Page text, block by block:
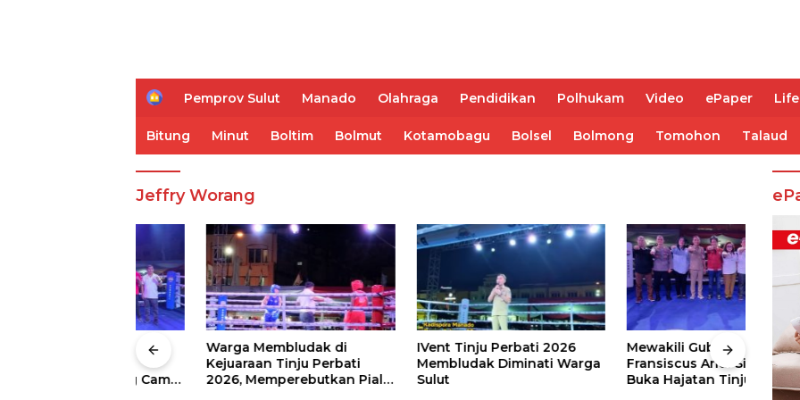
H
e
Pemprov Sulut Manado Olahraga Pendidikan Polhukam Video ePaper
Bitung Minut Boltim Bolmut Kotamobagu Bolsel Bolmong Tomohon Talaud
Jeffry Worang
Warga Membludak di
Kejuaraan Tinju Perbati
2026, Memperebutkan Piala
IVent Tinju Perbati 2026
Membludak Diminati Warga
Sulut
Mewakili Gubernur Sulut, dr
Fransiscus Andi Silangen,
Buka Hajatan Tinju Perbati